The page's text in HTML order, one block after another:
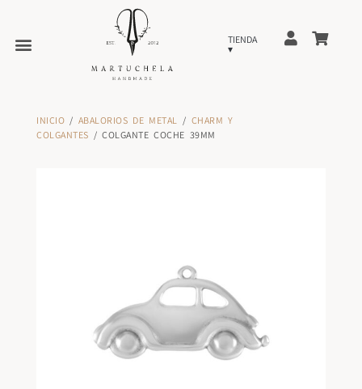
INICIO / ABALORIOS DE METAL / CHARM Y
COLGANTES / COLGANTE COCHE 39MM